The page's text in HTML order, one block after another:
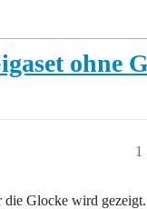
ohne
1
Glocke wird